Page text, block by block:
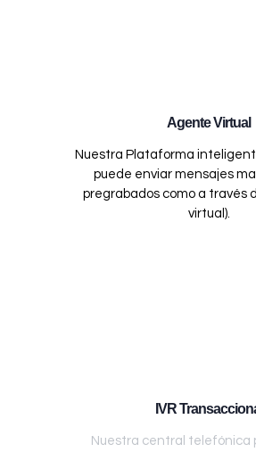
Agente Virtual
Nuestra Plataforma
puede enviar mensajes
pregrabados como a través
virtual).
IVR
Nuestra central telefónica